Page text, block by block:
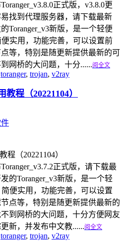
正式版，v3.8.0更
找到代理服务器，请下载最新
Toranger_v3新版，是一个轻便
实用，功能完善，可以设置前
等，特别是随更新提供最新的可
网桥的大问题，十分......阅全文
toranger, trojan, v2ray
程（20221104）
正式版，请下载最
的Toranger_v3新版，是一个轻
便实用，功能完善，可以设置
点等，特别是随更新提供最新的
到网桥的大问题，十分方便网友
新，并发布中文教......阅全文
toranger, trojan, v2ray